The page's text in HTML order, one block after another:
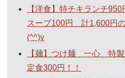
【洋食】特チキランチ
スープ100円 計1,600円
(^^)v
【麺】つけ麺 一心 特製
定食300円！！